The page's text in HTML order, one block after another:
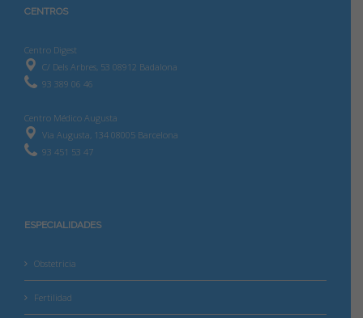
CENTROS
Centro Digest
C/ Dels Arbres, 53 08912 Badalona
93 389 06 46
Centro Médico Augusta
Via Augusta, 134 08005 Barcelona
93 451 53 47
ESPECIALIDADES
Obstetricia
Fertilidad